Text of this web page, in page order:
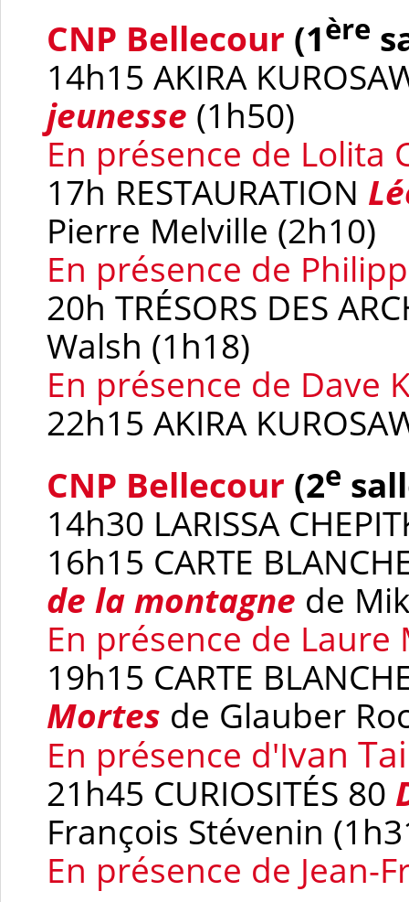
CNP Bellecour (1ère
14h15 AKIRA
jeunesse (1h50)
En présence de Lolita
17h RESTAURATION
Pierre Melville (2h10)
En présence de
20h TRÉSORS DES
Walsh (1h18)
En présence de Dave
22h15 AKIRA
CNP Bellecour (2e
14h30 LARISSA
16h15 CARTE
de la montagne de
En présence de Laure
19h15 CARTE
Mortes de Glauber
En présence d'Ivan
21h45 CURIOSITÉS 80
François Stévenin
En présence de Jean-